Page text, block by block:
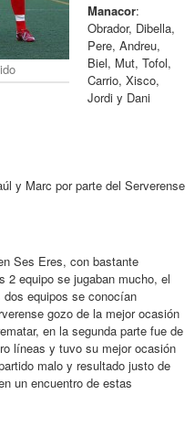
Manacor:
Obrador, Dibella,
Pere, Andreu,
Biel, Mut, Tofol,
Carrio, Xisco,
Jordi y Dani
y Marc por parte del Serverense
Ses Eres, con bastante
2 equipo se jugaban mucho, el
equipos se conocían
gozo de la mejor ocasión
en la segunda parte fue de
líneas y tuvo su mejor ocasión
malo y resultado justo de
un encuentro de estas